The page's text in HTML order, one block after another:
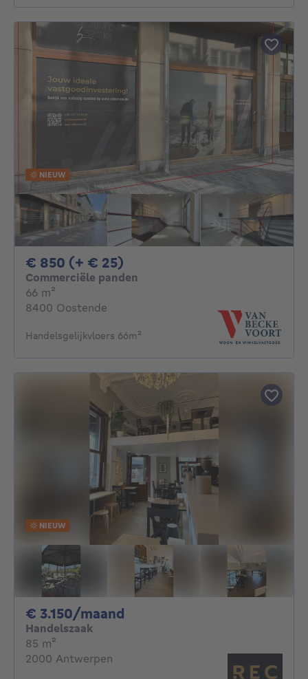
NIEUW
€ 850 (+ € 25)
Commerciële panden
66 m²
8400 Oostende
Handelsgelijkvloers 66m²
NIEUW
€ 3.150/maand
Handelszaak
85 m²
2000 Antwerpen